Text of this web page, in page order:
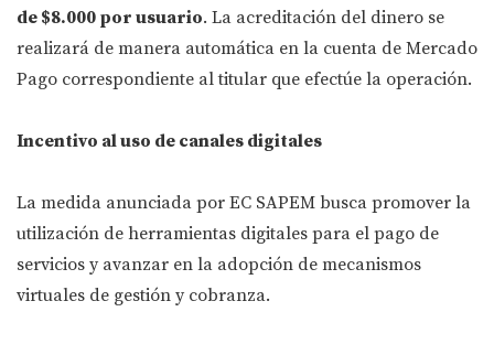
de $8.000 por usuario. La acreditación del dinero se
realizará de manera automática en la cuenta de Mercado
Pago correspondiente al titular que efectúe la operación.
Incentivo al uso de canales digitales
La medida anunciada por EC SAPEM busca promover la
utilización de herramientas digitales para el pago de
servicios y avanzar en la adopción de mecanismos
virtuales de gestión y cobranza.